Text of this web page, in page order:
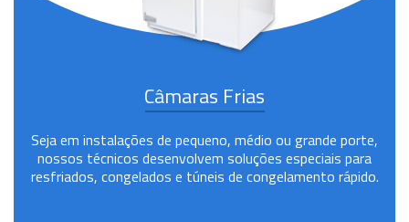
Câmaras Frias
Seja em instalações de pequeno, médio ou grande porte,
nossos técnicos desenvolvem soluções especiais para
resfriados, congelados e túneis de congelamento rápido.